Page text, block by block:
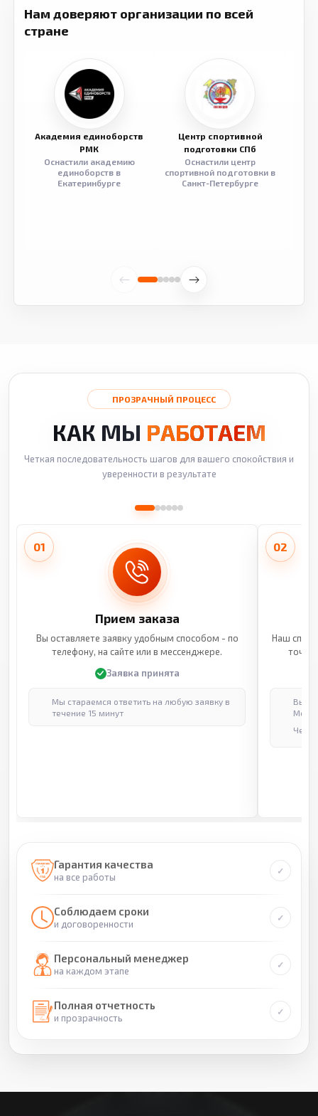
Нам доверяют организации по всей
стране
Академия единоборств
РМК
Оснастили академию
единоборств в
Екатеринбурге
Центр спортивной
подготовки СПб
Оснастили центр
спортивной подготовки в
Санкт-Петербурге
ПРОЗРАЧНЫЙ ПРОЦЕСС
КАК МЫ РАБОТАЕМ
Четкая последовательность шагов для вашего спокойствия и
уверенности в результате
01
Прием заказа
Вы оставляете заявку удобным способом - по
телефону, на сайте или в мессенджере.
Заявка принята
Мы стараемся ответить на любую заявку в
течение 15 минут
02
Наш
Гарантия качества
на все работы
Соблюдаем сроки
и договоренности
Персональный менеджер
на каждом этапе
Полная отчетность
и прозрачность